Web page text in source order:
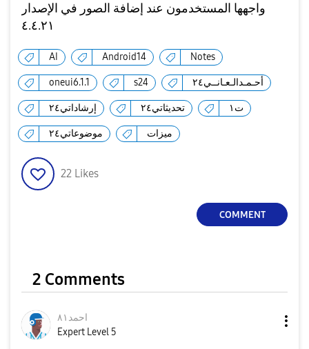
واجهها المستخدمون عند إضافة الصور في الإصدار
٤.٤.٢١
AI Android14 Notes
oneui6.1.1 s24 أحـمـدالـعـانــي٢٤
إرشاداتي٢٤ تحديثاتي٢٤ ت١
موضوعاتي٢٤ ميزات
22 Likes
COMMENT
2 Comments
احمد٨١
Expert Level 5